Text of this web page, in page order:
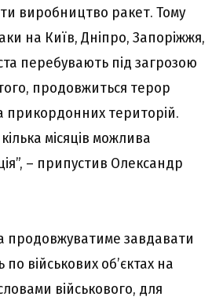
виробництво ракет. Тому
на Київ, Дніпро, Запоріжжя,
перебувають під загрозою
продовжиться терор
прикордонних територій.
місяців можлива
– припустив Олександр
продовжуватиме завдавати
по військових об’єктах на
військового, для